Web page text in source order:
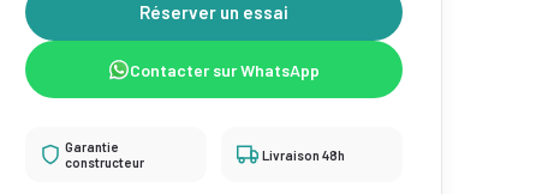
Réserver un essai
Contacter sur WhatsApp
Garantie
constructeur
Livraison 48h